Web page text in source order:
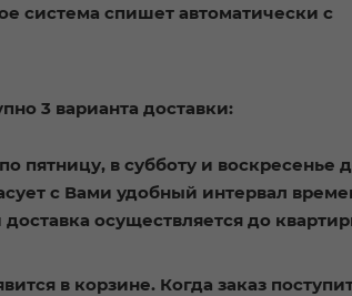
система спишет автоматически с
3 варианта доставки:
пятницу, в субботу и воскресенье
с Вами удобный интервал
осуществляется до
в корзине. Когда заказ